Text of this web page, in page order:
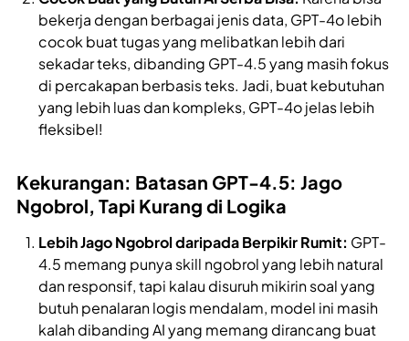
bekerja dengan berbagai jenis data, GPT-4o lebih
cocok buat tugas yang melibatkan lebih dari
sekadar teks, dibanding GPT-4.5 yang masih fokus
di percakapan berbasis teks. Jadi, buat kebutuhan
yang lebih luas dan kompleks, GPT-4o jelas lebih
fleksibel!
Kekurangan: Batasan GPT-4.5: Jago
Ngobrol, Tapi Kurang di Logika
Lebih Jago Ngobrol daripada Berpikir Rumit: GPT-
4.5 memang punya skill ngobrol yang lebih natural
dan responsif, tapi kalau disuruh mikirin soal yang
butuh penalaran logis mendalam, model ini masih
kalah dibanding AI yang memang dirancang buat